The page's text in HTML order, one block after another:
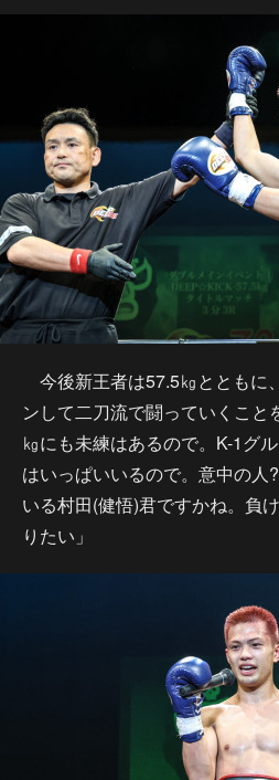
今後新王者は57.5㎏とともに
ンして二刀流で闘っていくこ
㎏にも未練はあるので。K-1グ
はいっぱいいるので。意中の人
いる村田(健悟)君ですかね。負
りたい」